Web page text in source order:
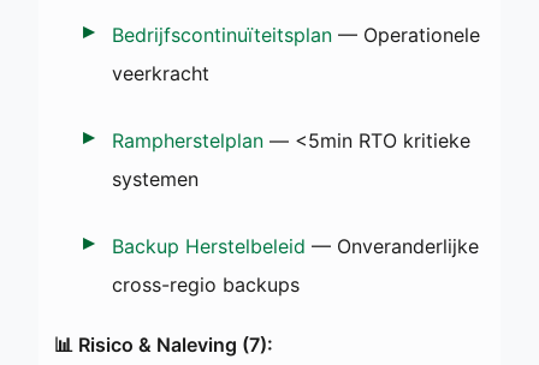
Bedrijfscontinuïteitsplan — Operationele
veerkracht
Rampherstelplan — <5min RTO kritieke
systemen
Backup Herstelbeleid — Onveranderlijke
cross-regio backups
📊 Risico & Naleving (7):